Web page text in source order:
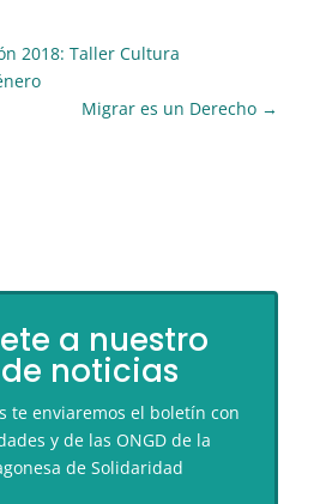
2018: Taller Cultura
Migrar es un Derecho →
a nuestro
noticias
te enviaremos el boletín con
y de las ONGD de la
de Solidaridad